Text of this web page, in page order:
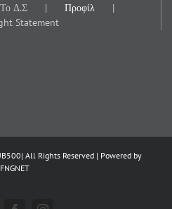
Το Δ.Σ
Προφίλ
Statement
All Rights Reserved | Powered by
FNGNET